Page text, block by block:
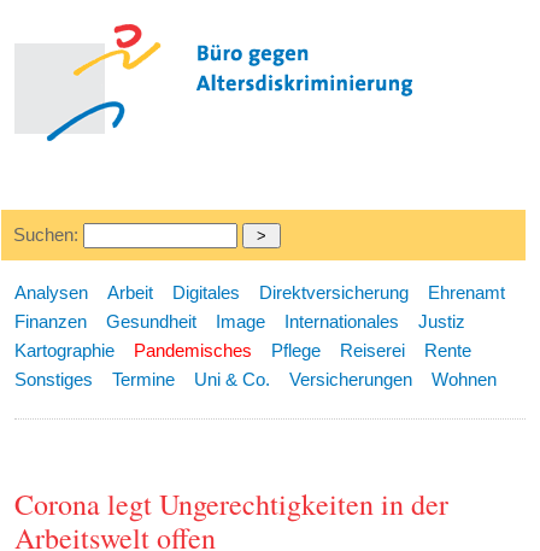
Suchen:
Analysen Arbeit Digitales Direktversicherung
Ehrenamt
Finanzen
Gesundheit Image Internationales
Justiz
Kartographie
Pandemisches Pflege Reiserei
Rente
Sonstiges
Termine Uni & Co. Versicherungen Wohnen
Corona legt Ungerechtigkeiten in der
Arbeitswelt offen